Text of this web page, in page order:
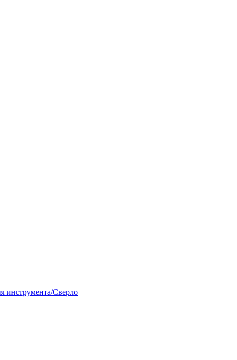
инструмента/Сверло